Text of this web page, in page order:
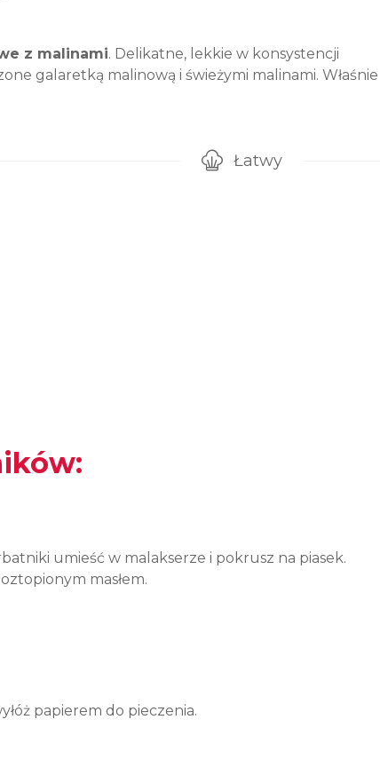
z malinami. Delikatne, lekkie w konsystencji
galaretką malinową i świeżymi malinami. Właśnie
Łatwy
umieść w malakserze i pokrusz na piasek.
masłem.
papierem do pieczenia.